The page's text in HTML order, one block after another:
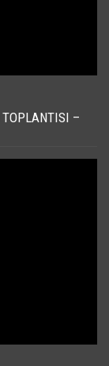
TOPLANTISI –